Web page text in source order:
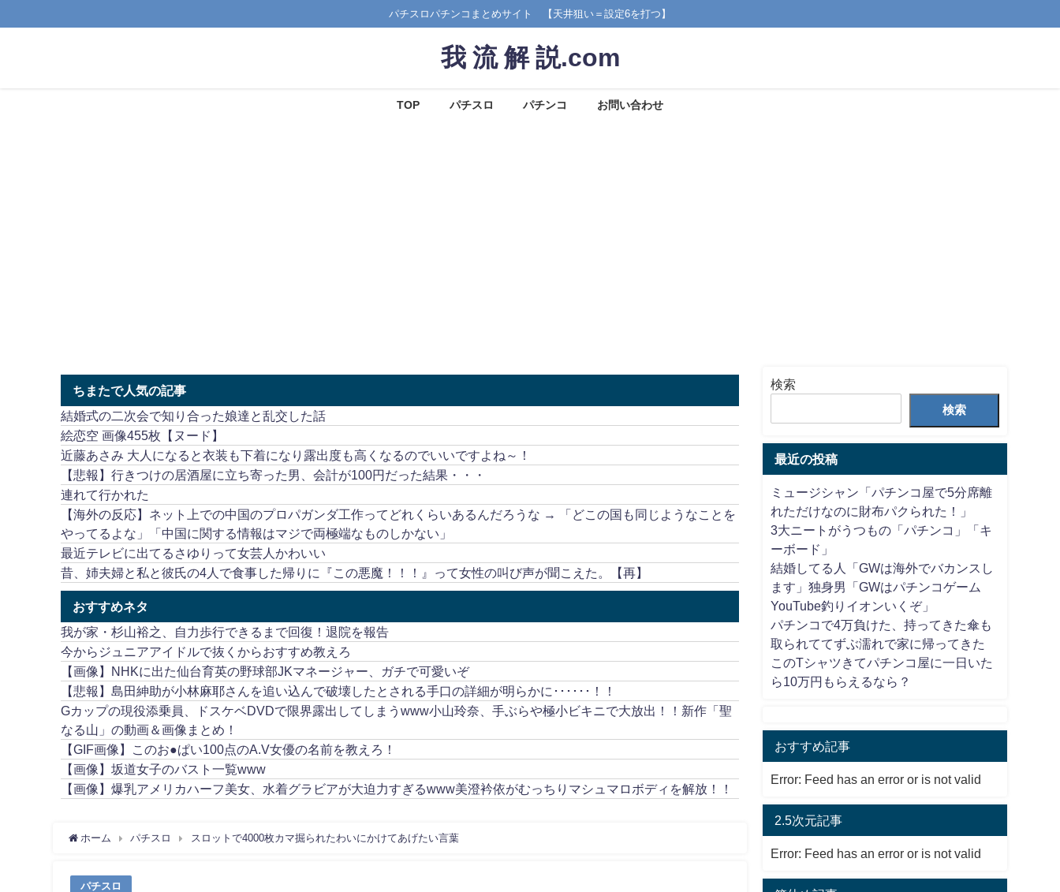
パチスロパチンコまとめサイト 【天井狙い＝設定6を打つ】
我 流 解 説.com
TOP パチスロ パチンコ お問い合わせ
ちまたで人気の記事
結婚式の二次会で知り合った娘達と乱交した話
絵恋空 画像455枚【ヌード】
近藤あさみ 大人になると衣装も下着になり露出度も高くなるのでいいですよね～！
【悲報】行きつけの居酒屋に立ち寄った男、会計が100円だった結果・・・
連れて行かれた
【海外の反応】ネット上での中国のプロパガンダ工作ってどれくらいあるんだろうな → 「どこの国も同じようなことを
やってるよな」「中国に関する情報はマジで両極端なものしかない」
最近テレビに出てるさゆりって女芸人かわいい
昔、姉夫婦と私と彼氏の4人で食事した帰りに『この悪魔！！！』って女性の叫び声が聞こえた。【再】
おすすめネタ
我が家・杉山裕之、自力歩行できるまで回復！退院を報告
今からジュニアアイドルで抜くからおすすめ教えろ
【画像】NHKに出た仙台育英の野球部JKマネージャー、ガチで可愛いぞ
【悲報】島田紳助が小林麻耶さんを追い込んで破壊したとされる手口の詳細が明らかに･･････！！
Gカップの現役添乗員、ドスケベDVDで限界露出してしまうwww小山玲奈、手ぶらや極小ビキニで大放出！！新作「聖
なる山」の動画＆画像まとめ！
【GIF画像】このお●ぱい100点のA.V女優の名前を教えろ！
【画像】坂道女子のバスト一覧www
【画像】爆乳アメリカハーフ美女、水着グラビアが大迫力すぎるwww美澄衿依がむっちりマシュマロボディを解放！！
ホーム パチスロ スロットで4000枚カマ掘られたわいにかけてあげたい言葉
パチスロ
検索
検索
最近の投稿
ミュージシャン「パチンコ屋で5分席離
れただけなのに財布パクられた！」
3大ニートがうつもの「パチンコ」「キ
ーボード」
結婚してる人「GWは海外でバカンスし
ます」独身男「GWはパチンコゲーム
YouTube釣りイオンいくぞ」
パチンコで4万負けた、持ってきた傘も
取られててずぶ濡れで家に帰ってきた
このTシャツきてパチンコ屋に一日いた
ら10万円もらえるなら？
おすすめ記事
Error: Feed has an error or is not valid
2.5次元記事
Error: Feed has an error or is not valid